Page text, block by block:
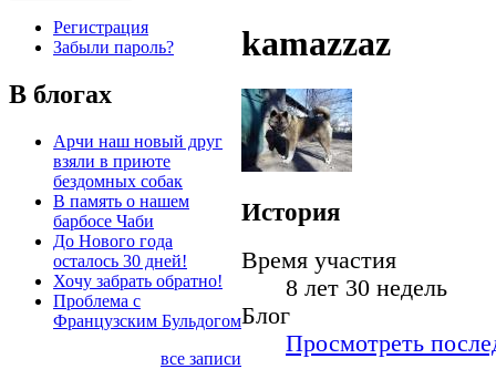
Регистрация
Забыли пароль?
В блогах
Арчи наш новый друг
взяли в приюте
бездомных собак
В память о нашем
барбосе Чаби
До Нового года
осталось 30 дней!
Хочу забрать обратно!
Проблема с
Французским Бульдогом
все записи
kamazzaz
История
Время участия
8 лет 30 недель
Блог
Просмотреть